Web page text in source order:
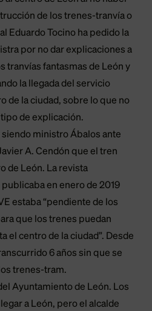
de los trenes-tranvía o
Eduardo Tocino ha pedido la
por no dar explicaciones a
tranvías fantasmas de León y
la llegada del servicio
de la ciudad, sobre lo que no
de explicación.
siendo ministro Ábalos ante
A. Cendón que el tren
de León. La revista
publicaba en enero de 2019
estaba “pendiente de los
que los trenes puedan
el centro de la ciudad”. Desde
6 años sin que se
trenes-tram.
Ayuntamiento de León. Los
a León, pero el alcalde